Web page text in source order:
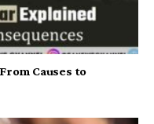
Causes to